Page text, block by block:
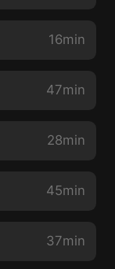
16min
47min
28min
45min
37min